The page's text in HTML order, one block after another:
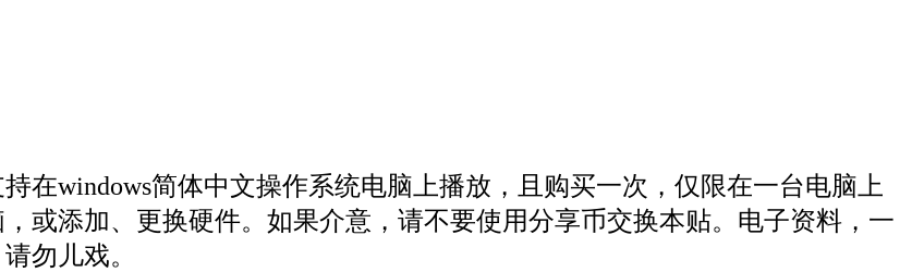
在windows简体中文操作系统电脑上播放，且购买一次，仅限在一台电脑上
或添加、更换硬件。如果介意，请不要使用分享币交换本贴。电子资料，一
勿儿戏。